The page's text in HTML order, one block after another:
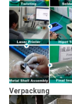
Verpackung